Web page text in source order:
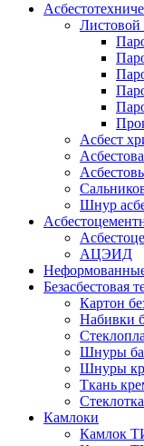
Листовой
Асбест
Шнур
АЦЭИД
Безасбестовая
Картон
Набивки
Шнуры
Шнуры
Ткань
Камлоки
Камлок